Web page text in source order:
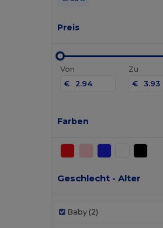
Preis
Von
€
Zu
€
Farben
Geschlecht - Alter
Baby (2)